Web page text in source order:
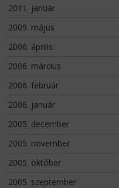
2011. január
2009. május
2006. április
2006. március
2006. február
2006. január
2005. december
2005. november
2005. október
2005. szeptember